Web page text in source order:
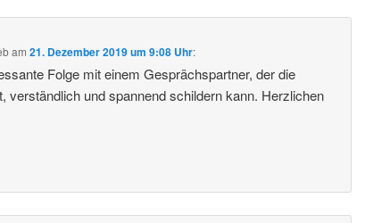
am21. Dezember 2019 um 9:08 Uhr:
Folge mit einem Gesprächspartner, der die
verständlich und spannend schildern kann. Herzlichen